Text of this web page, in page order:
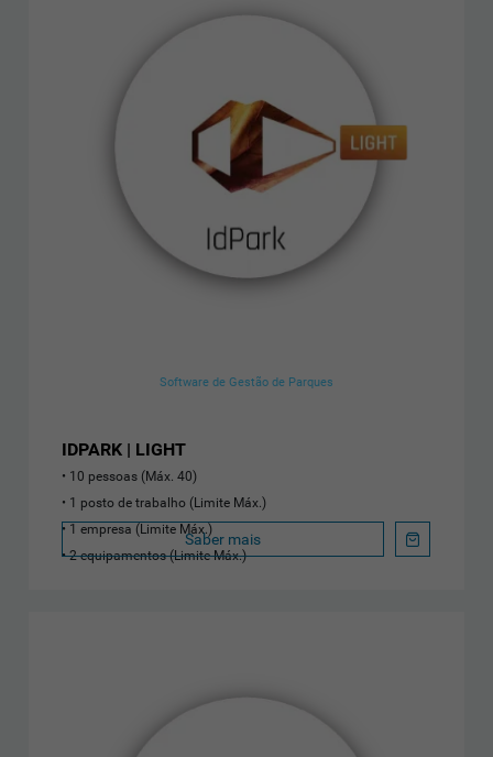
Software de Gestão de Parques
IDPARK | LIGHT
10 pessoas (Máx. 40)
1 posto de trabalho (Limite Máx.)
1 empresa (Limite Máx.)
2 equipamentos (Limite Máx.)
Saber mais